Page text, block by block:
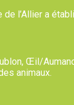
l’Allier a
Œil/
animaux.